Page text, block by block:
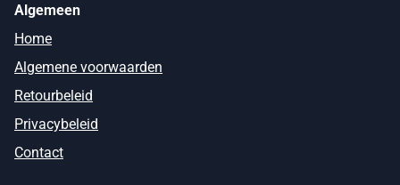
Algemeen
Home
Algemene voorwaarden
Retourbeleid
Privacybeleid
Contact